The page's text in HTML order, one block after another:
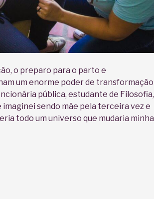
o preparo para o parto e
um enorme poder de transformação
pública, estudante de Filosofia,
imaginei sendo mãe pela terceira vez e
todo um universo que mudaria minha